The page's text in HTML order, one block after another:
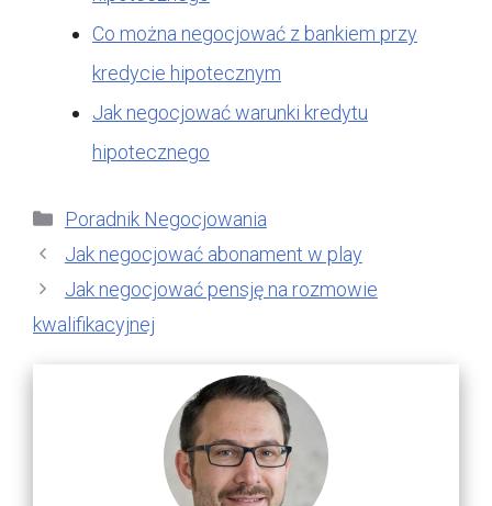
Co można negocjować z bankiem przy
kredycie hipotecznym
Jak negocjować warunki kredytu
hipotecznego
Kategorie
Poradnik Negocjowania
Jak negocjować abonament w play
Jak negocjować pensję na rozmowie
kwalifikacyjnej